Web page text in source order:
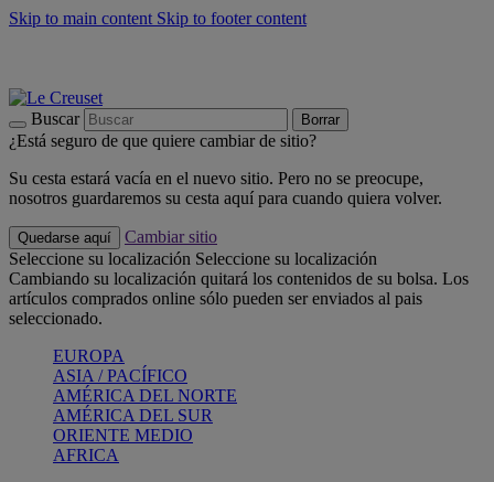
Skip to main content Skip to footer content
Buscar Borrar
¿Está seguro de que quiere cambiar de sitio?
Su cesta estará vacía en el nuevo sitio. Pero no se preocupe,
nosotros guardaremos su cesta aquí para cuando quiera volver.
Quedarse aquí
Cambiar sitio
Seleccione su localización Seleccione su localización
Cambiando su localización quitará los contenidos de su bolsa. Los
artículos comprados online sólo pueden ser enviados al pais
seleccionado.
EUROPA
ASIA / PACÍFICO
AMÉRICA DEL NORTE
AMÉRICA DEL SUR
ORIENTE MEDIO
AFRICA